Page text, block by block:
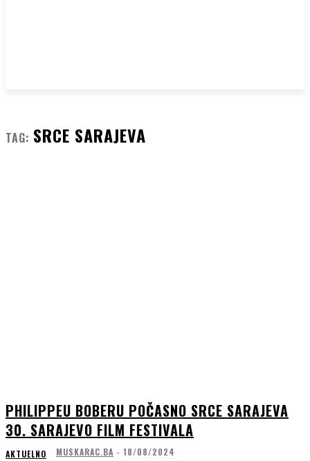
TAG: SRCE SARAJEVA
PHILIPPEU BOBERU POČASNO SRCE SARAJEVA
30. SARAJEVO FILM FESTIVALA
AKTUELNO MUSKARAC.BA - 18/08/2024